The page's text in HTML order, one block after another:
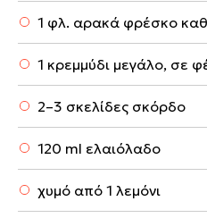
1 φλ. αρακά φρέσκο
1 κρεμμύδι μεγάλο, σε
2–3 σκελίδες σκόρδο
120 ml ελαιόλαδο
χυμό από 1 λεμόνι